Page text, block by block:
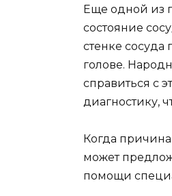
Еще одной из
состояние
стенке
голове.
справиться с
диагностику,
Когда
может
помощи